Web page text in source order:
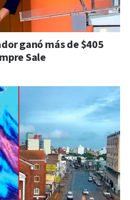
ganó más de $405
Sale